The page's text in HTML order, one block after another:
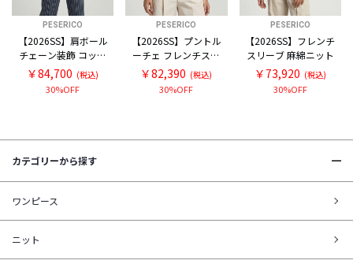
PESERICO
【2026SS】肩ボール
チェーン装飾 コット
ン フレンチスリーブ
ニット
￥84,700 (税込)
30%OFF
PESERICO
【2026SS】プントル
ーチェ フレンチスリ
ーブ スキッパー麻綿
ニット
￥82,390 (税込)
30%OFF
PESERICO
【2026SS】フレンチ
スリーブ 麻綿ニット
￥73,920 (税込)
30%OFF
カテゴリーから探す
ワンピース
ニット